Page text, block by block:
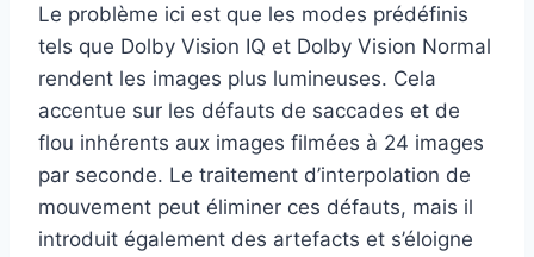
Le problème ici est que les modes prédéfinis
tels que Dolby Vision IQ et Dolby Vision Normal
rendent les images plus lumineuses. Cela
accentue sur les défauts de saccades et de
flou inhérents aux images filmées à 24 images
par seconde. Le traitement d’interpolation de
mouvement peut éliminer ces défauts, mais il
introduit également des artefacts et s’éloigne